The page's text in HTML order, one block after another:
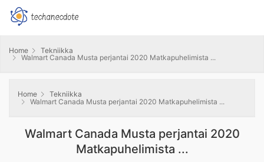
Home
Tekniikka
Walmart Canada Musta perjantai 2020 Matkapuhelimista ...
Home
Tekniikka
Walmart Canada Musta perjantai 2020 Matkapuhelimista ...
Walmart Canada Musta perjantai 2020
Matkapuhelimista ...